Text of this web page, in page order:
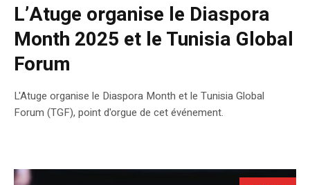
L’Atuge organise le Diaspora
Month 2025 et le Tunisia Global
Forum
L'Atuge organise le Diaspora Month et le Tunisia Global
Forum (TGF), point d'orgue de cet événement.